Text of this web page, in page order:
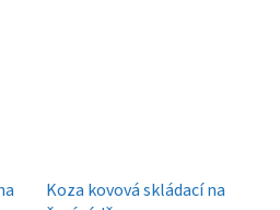
Koza kovová skládací na